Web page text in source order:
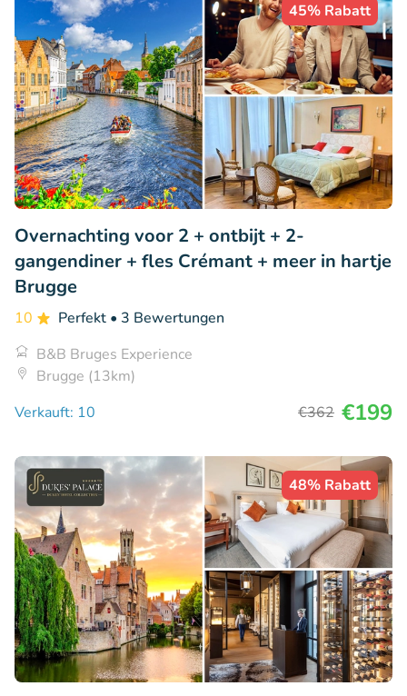
45% Rabatt
Overnachting voor 2 + ontbijt + 2-
gangendiner + fles Crémant + meer in hartje
Brugge
10 Perfekt • 3 Bewertungen
B&B Bruges Experience
Brugge (13km)
Verkauft: 10
€362 €199
48% Rabatt